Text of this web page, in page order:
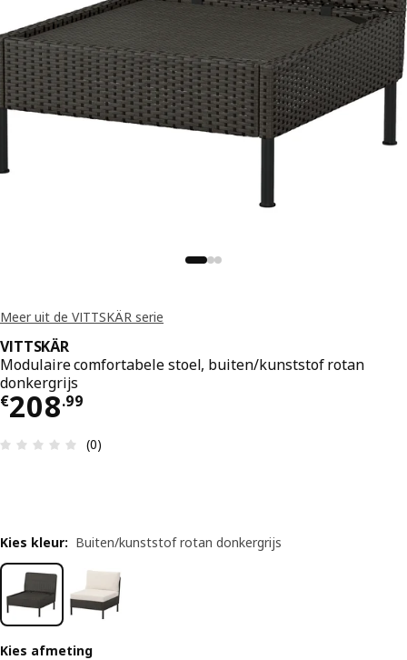
Meer uit de VITTSKÄR serie
VITTSKÄR
Modulaire comfortabele stoel, buiten/kunststof rotan
donkergrijs
€208.99
Prijs € 208.99
Review: 0 van 5 sterren. Totaal beoordelingen: 0
(0)
Kies kleur: Buiten/kunststof rotan donkergrijs
Kies afmeting